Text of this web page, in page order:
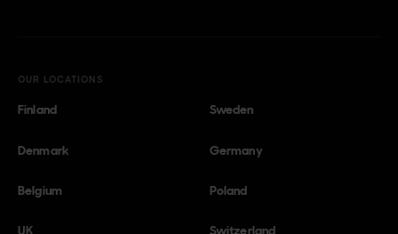
OUR LOCATIONS
Finland Sweden
Denmark Germany
Belgium Poland